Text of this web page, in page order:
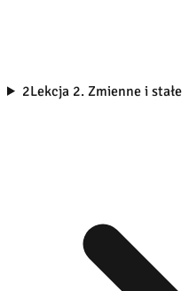
2Lekcja 2. Zmienne i stałe